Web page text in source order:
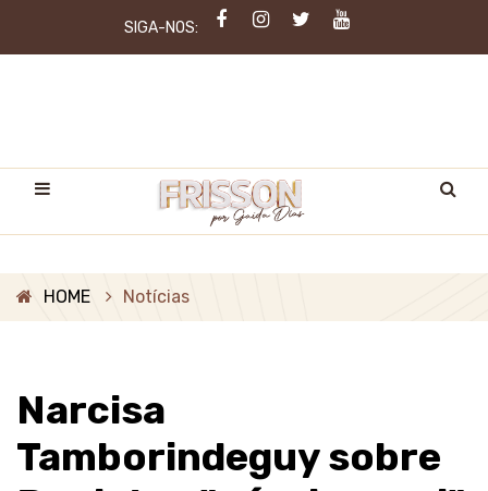
SIGA-NOS:
HOME Notícias
Narcisa
Tamborindeguy sobre